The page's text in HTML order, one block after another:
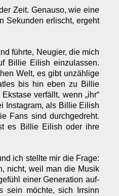
Zeit. Genauso, wie eine
Sekunden erlischt, ergeht
führte, Neugier, die mich
Billie Eilish einzulassen.
Welt, es gibt unzählige
bis hin eben zu Billie
verfällt, wenn „ihr“
Instagram, als Billie Eilish
Fans sind durchgedreht.
es Billie Eilish oder ihre
ich stellte mir die Frage:
nicht, weil man die Musik
einer Generation auf-
sein möchte, sich Irrsinn